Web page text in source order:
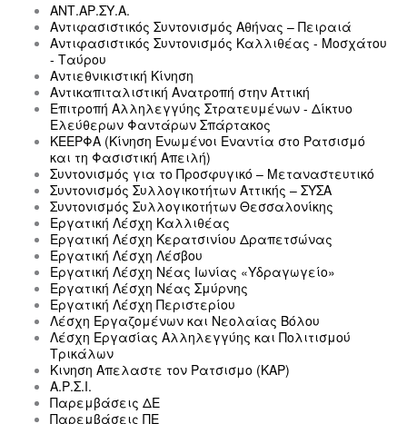
ΑΝΤ.ΑΡ.ΣΥ.Α.
Αντιφασιστικός Συντονισμός Αθήνας – Πειραιά
Αντιφασιστικός Συντονισμός Καλλιθέας - Μοσχάτου
- Ταύρου
Αντιεθνικιστική Κίνηση
Αντικαπιταλιστική Ανατροπή στην Αττική
Επιτροπή Αλληλεγγύης Στρατευμένων - Δίκτυο
Ελεύθερων Φαντάρων Σπάρτακος
ΚΕΕΡΦΑ (Κίνηση Ενωμένοι Εναντία στο Ρατσισμό
και τη Φασιστική Απειλή)
Συντονισμός για το Προσφυγικό – Μεταναστευτικό
Συντονισμός Συλλογικοτήτων Αττικής – ΣΥΣΑ
Συντονισμός Συλλογικοτήτων Θεσσαλονίκης
Εργατική Λέσχη Καλλιθέας
Εργατική Λέσχη Κερατσινίου Δραπετσώνας
Εργατική Λέσχη Λέσβου
Εργατική Λέσχη Νέας Ιωνίας «Υδραγωγείο»
Εργατική Λέσχη Νέας Σμύρνης
Εργατική Λέσχη Περιστερίου
Λέσχη Εργαζομένων και Νεολαίας Βόλου
Λέσχη Εργασίας Αλληλεγγύης και Πολιτισμού
Τρικάλων
Κινηση Απελαστε τον Ρατσισμο (ΚΑΡ)
Α.Ρ.Σ.Ι.
Παρεμβάσεις ΔΕ
Παρεμβάσεις ΠΕ